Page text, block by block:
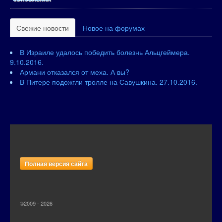
Свежие новости Новое на форумах
В Израиле удалось победить болезнь Альцгеймера.
9.10.2016.
Армани отказался от меха. А вы?
В Питере подожгли тролле на Савушкина. 27.10.2016.
Полная версия сайта
©2009 - 2026